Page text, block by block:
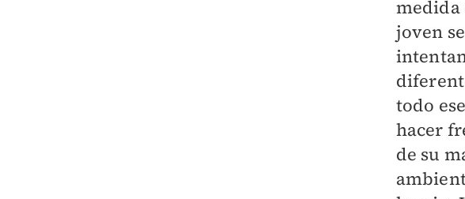
medida
joven
todo
hacer
de su